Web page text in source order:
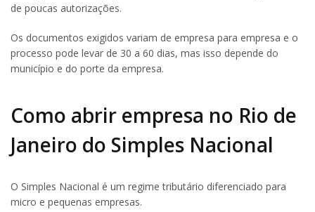
de poucas autorizações.
Os documentos exigidos variam de empresa para empresa e o
processo pode levar de 30 a 60 dias, mas isso depende do
município e do porte da empresa.
Como abrir empresa no Rio de
Janeiro do Simples Nacional
O Simples Nacional é um regime tributário diferenciado para
micro e pequenas empresas.